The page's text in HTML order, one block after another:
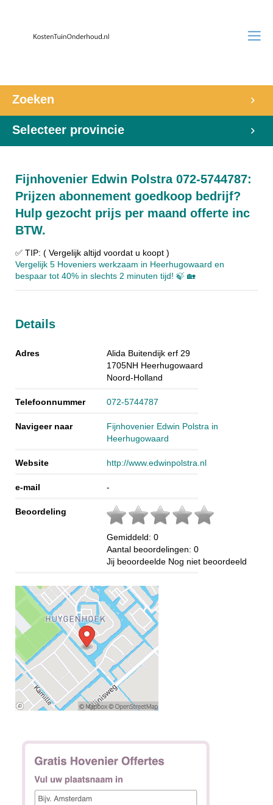
Zoeken
Selecteer provincie
Fijnhovenier Edwin Polstra 072-5744787:
Prijzen abonnement goedkoop bedrijf?
Hulp gezocht prijs per maand offerte inc
BTW.
✅ TIP: ( Vergelijk altijd voordat u koopt )
Vergelijk 5 Hoveniers werkzaam in Heerhugowaard en
bespaar tot 40% in slechts 2 minuten tijd! 🍃 🏡
Details
Adres
Alida Buitendijk erf 29
1705NH Heerhugowaard
Noord-Holland
Telefoonnummer 072-5744787
Navigeer naar
Fijnhovenier Edwin Polstra in
Heerhugowaard
Website http://www.edwinpolstra.nl
e-mail -
Beoordeling
Gemiddeld: 0
Aantal beoordelingen: 0
Jij beoordeelde Nog niet beoordeeld